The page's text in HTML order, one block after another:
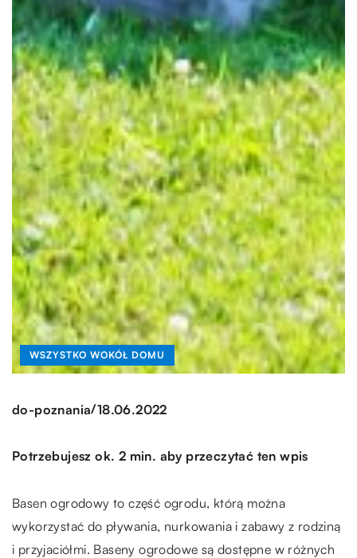
WSZYSTKO WOKÓŁ DOMU
do-poznania/18.06.2022
Potrzebujesz ok. 2 min. aby przeczytać ten wpis
Basen ogrodowy to część ogrodu, którą można
wykorzystać do pływania, nurkowania i zabawy z rodziną
i przyjaciółmi. Baseny ogrodowe są dostępne w różnych